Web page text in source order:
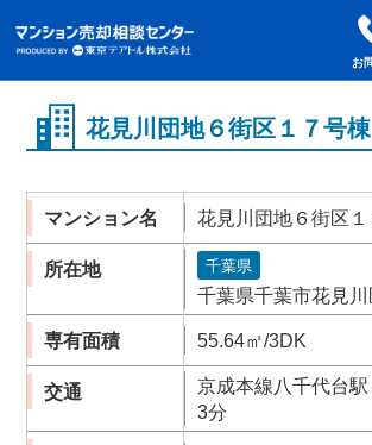
お
花見川団地６街区１７号棟
マンション名 花見川団地６街区１
所在地 千葉県
千葉県千葉市花見
専有面積 55.64㎡/3DK
交通
京成本線八千代台
3分